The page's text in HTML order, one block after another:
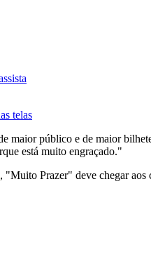
telas
maior público e de maior
está muito engraçado."
, "Muito Prazer" deve chegar aos